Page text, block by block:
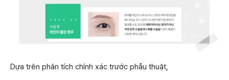
Dựa trên phân tích chính xác trước phẫu thuật,